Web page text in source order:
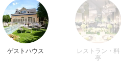
ゲストハウス
レストラン・料
亭